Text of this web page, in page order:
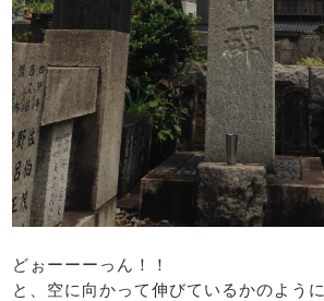
どぉーーーっん！！
と、空に向かって伸びているかのように